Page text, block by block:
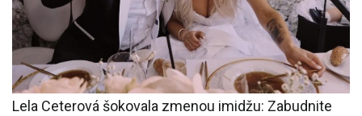
Lela Ceterová šokovala zmenou imidžu: Zabudnite